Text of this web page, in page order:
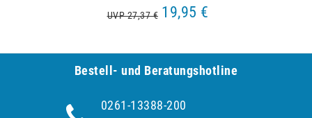
UVP 27,37 € 19,95 €
Bestell- und Be­ra­tungs­hot­line
0261-13388-200